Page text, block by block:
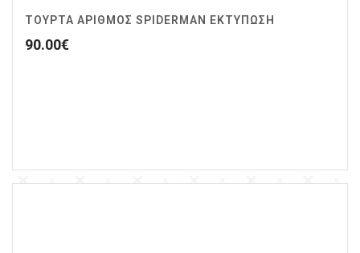
ΤΟΥΡΤΑ ΑΡΙΘΜΟΣ SPIDERMAN ΕΚΤΥΠΩΣΗ
90.00€